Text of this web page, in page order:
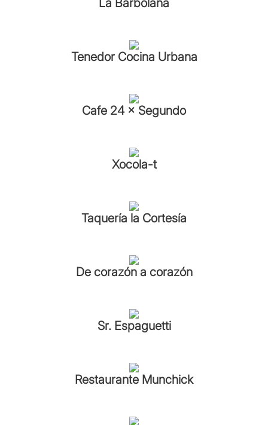
La Barbolana
Tenedor Cocina Urbana
Cafe 24 × Segundo
Xocola-t
Taquería la Cortesía
De corazón a corazón
Sr. Espaguetti
Restaurante Munchick